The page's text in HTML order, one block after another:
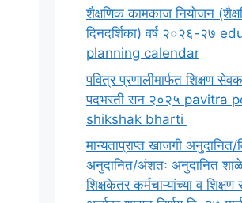
शैक्षणिक कामकाज नियोजन
दिनदर्शिका) वर्ष २०२६-२७
planning calendar
पवित्र प्रणालीमार्फत शिक्षण
पदभरती सन २०२५ pavitra
shikshak bharti
मान्यताप्राप्त खाजगी अनुदानित/
अनुदानित/अंशतः अनुदानित
शिक्षकेतर कर्मचाऱ्यांच्या व